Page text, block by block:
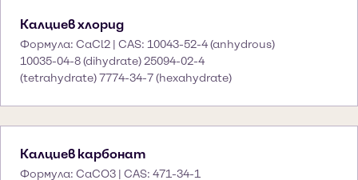
Калциев хлорид
Формула: CaCl2 | CAS: 10043-52-4 (anhydrous)
10035-04-8 (dihydrate) 25094-02-4
(tetrahydrate) 7774-34-7 (hexahydrate)
Калциев карбонат
Формула: CaCO3 | CAS: 471-34-1